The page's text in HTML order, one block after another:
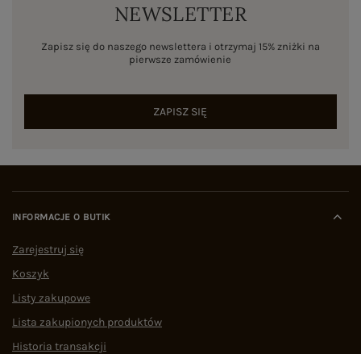
NEWSLETTER
Zapisz się do naszego newslettera i otrzymaj 15% zniżki na
pierwsze zamówienie
ZAPISZ SIĘ
INFORMACJE O BUTIK
Zarejestruj się
Koszyk
Listy zakupowe
Lista zakupionych produktów
Historia transakcji